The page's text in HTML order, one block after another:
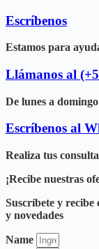
Escríbenos
Estamos para
Llámanos al
De lunes a
Escríbenos al
Realiza tus
¡Recibe nuestras
Suscríbete y recibe
y novedades
Name